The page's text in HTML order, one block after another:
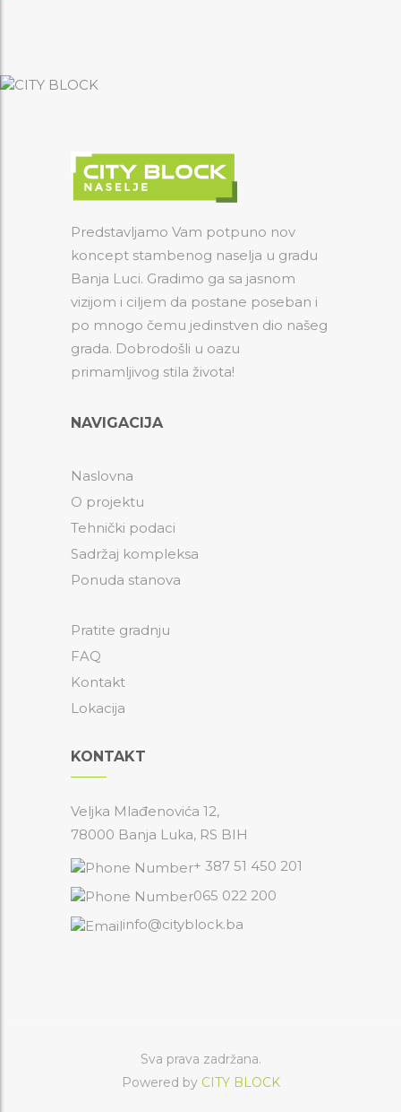
Predstavljamo Vam potpuno nov
koncept stambenog naselja u gradu
Banja Luci. Gradimo ga sa jasnom
vizijom i ciljem da postane poseban i
po mnogo čemu jedinstven dio našeg
grada. Dobrodošli u oazu
primamljivog stila života!
NAVIGACIJA
Naslovna
O projektu
Tehnički podaci
Sadržaj kompleksa
Ponuda stanova
Pratite gradnju
FAQ
Kontakt
Lokacija
KONTAKT
Veljka Mlađenovića 12,
78000 Banja Luka, RS BIH
+ 387 51 450 201
065 022 200
info@cityblock.ba
Sva prava zadržana.
Powered by CITY BLOCK